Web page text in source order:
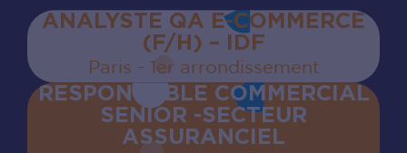
ANALYSTE QA E-COMMERCE
(F/H) – IDF
Paris - 1er arrondissement
RESPONSABLE COMMERCIAL
SENIOR -SECTEUR
ASSURANCIEL